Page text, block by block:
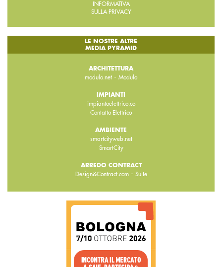
INFORMATIVA
SULLA PRIVACY
LE NOSTRE ALTRE
MEDIA PYRAMID
ARCHITETTURA
modulo.net - Modulo
IMPIANTI
impiantoelettrico.co
Contatto Elettrico
AMBIENTE
smartcityweb.net
SmartCity
ARREDO CONTRACT
Design&Contract.com- Suite